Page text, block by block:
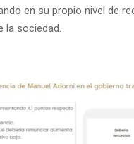
en su propio nivel de
la sociedad.